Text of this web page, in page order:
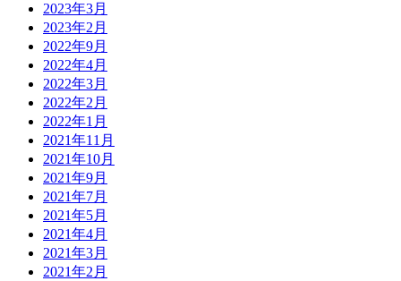
2023年3月
2023年2月
2022年9月
2022年4月
2022年3月
2022年2月
2022年1月
2021年11月
2021年10月
2021年9月
2021年7月
2021年5月
2021年4月
2021年3月
2021年2月